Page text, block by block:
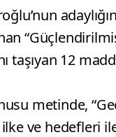
taşıyan 12
metinde,
ve hedefleri